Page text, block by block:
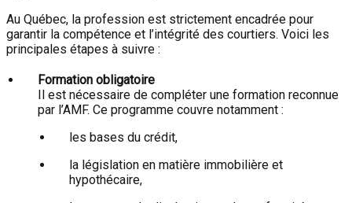
Au Québec, la profession est strictement encadrée pour
garantir la compétence et l’intégrité des courtiers. Voici les
principales étapes à suivre :
Formation obligatoire
Il est nécessaire de compléter une formation reconnue
par l’AMF. Ce programme couvre notamment :
les bases du crédit,
la législation en matière immobilière et
hypothécaire,